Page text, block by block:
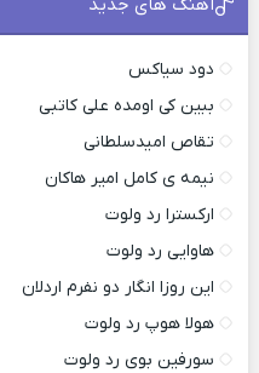
دود سیاکس
ببین کی اومده علی کاتبی
تقاص امیدسلطانی
نیمه ی کامل امیر هاکان
ارکسترا رد ولوت
هاوایی رد ولوت
این روزا انگار دو نفرم اردلان
هولا هوپ رد ولوت
سورفین بوی رد ولوت